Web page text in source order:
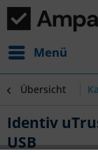
Menü
Übersicht
Identiv
USB